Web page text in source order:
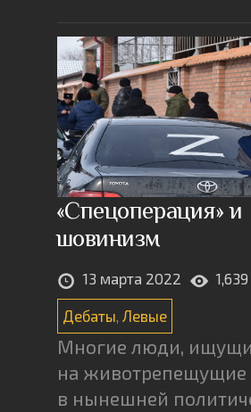
«Спецоперация» и
шовинизм
13 марта 2022 1,639
Дебаты, Левые
Многие люди,
на животрепещущие
в нынешней